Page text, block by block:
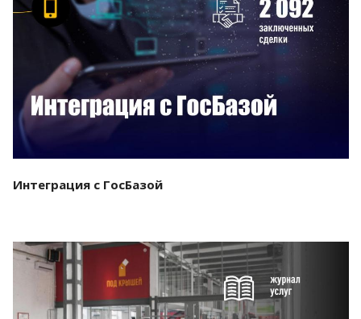
Смотреть проект
Интеграция с ГосБазой